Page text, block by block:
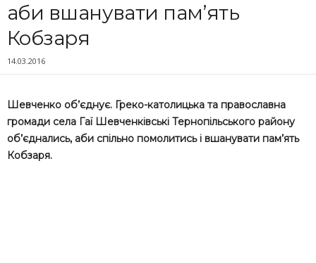
аби вшанувати пам’ять
Кобзаря
14.03.2016
Шевченко об’єднує. Греко-католицька та православна
громади села Гаї Шевченківські Тернопільського району
об’єднались, аби спільно помолитись і вшанувати пам’ять
Кобзаря.